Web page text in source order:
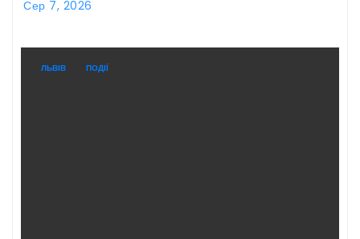
Сер 7, 2026
ЛЬВІВ ПОДІЇ